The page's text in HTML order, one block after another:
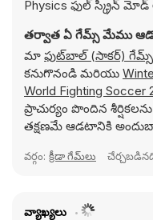
Physics ఫుల్ స్క్రీన్
తర్వాత ఏ గేమ్స్ మేము
మా ఫుట్‌బాల్ (సాకర్) గేమ్స్
కనుగొనండి మరియు
World Fighting Soccer
ప్రాచుర్యం పొందిన
తక్షణమే ఆడటానికి
వర్గం: క్రీడా గేమ్‌లు
వ్యాఖ్యలు